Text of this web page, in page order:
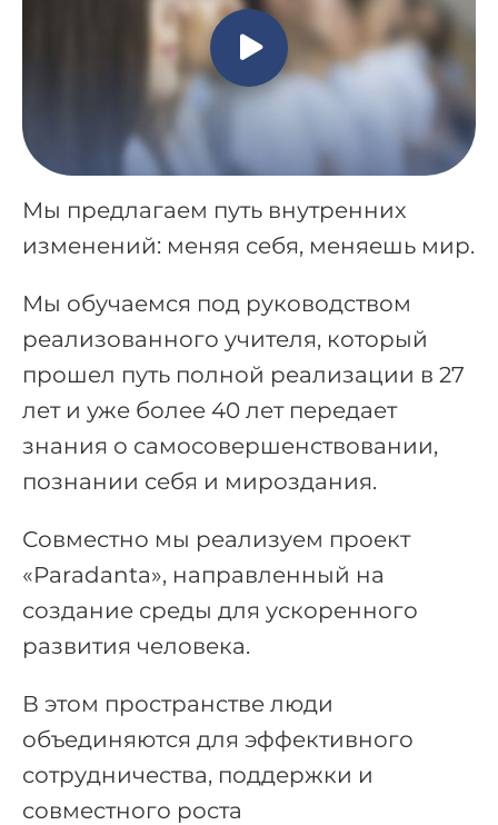
Мы предлагаем путь внутренних
изменений: меняя себя, меняешь мир.
Мы обучаемся под руководством
реализованного учителя, который
прошел путь полной реализации в 27
лет и уже более 40 лет передает
знания о самосовершенствовании,
познании себя и мироздания.
Совместно мы реализуем проект
«Paradanta», направленный на
создание среды для ускоренного
развития человека.
В этом пространстве люди
объединяются для эффективного
сотрудничества, поддержки и
совместного роста